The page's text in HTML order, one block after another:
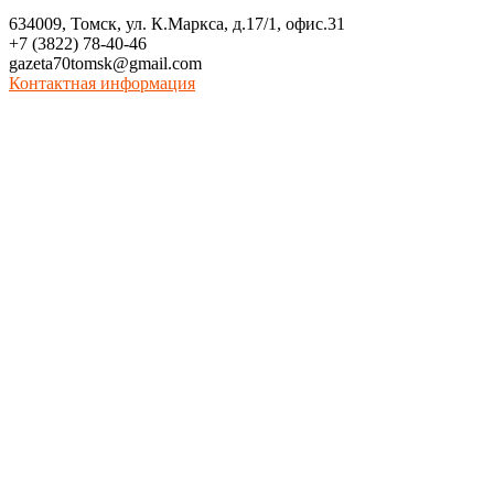
634009, Томск, ул. К.Маркса, д.17/1, офис.31
+7 (3822) 78-40-46
gazeta70tomsk@gmail.com
Контактная информация